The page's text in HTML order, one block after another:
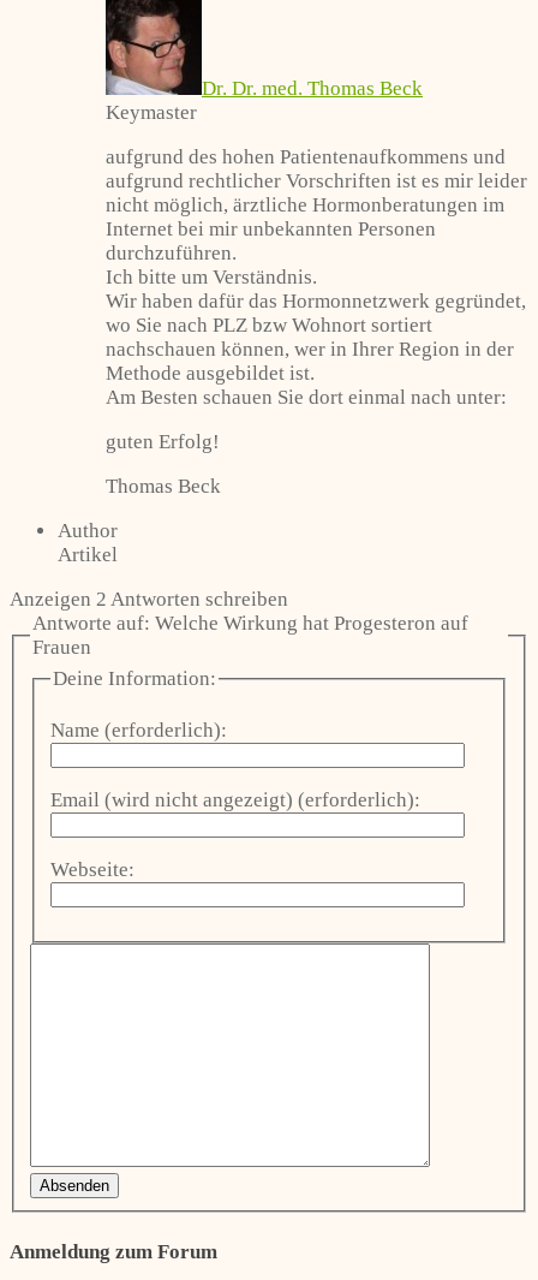
Dr. Dr. med. Thomas Beck
Keymaster
aufgrund des hohen Patientenaufkommens und
aufgrund rechtlicher Vorschriften ist es mir leider
nicht möglich, ärztliche Hormonberatungen im
Internet bei mir unbekannten Personen
durchzuführen.
Ich bitte um Verständnis.
Wir haben dafür das Hormonnetzwerk gegründet,
wo Sie nach PLZ bzw Wohnort sortiert
nachschauen können, wer in Ihrer Region in der
Methode ausgebildet ist.
Am Besten schauen Sie dort einmal nach unter:
guten Erfolg!
Thomas Beck
Author
Artikel
Anzeigen 2 Antworten schreiben
Antworte auf: Welche Wirkung hat Progesteron auf
Frauen
Deine Information:
Name (erforderlich):
Email (wird nicht angezeigt) (erforderlich):
Webseite:
Absenden
Anmeldung zum Forum